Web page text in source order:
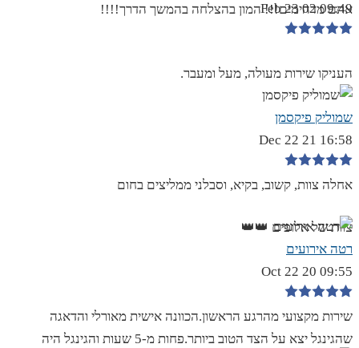
אתם מדהימים!!! המון בהצלחה בהמשך הדרך!!!!
09:49 02 Feb 23
העניקו שירות מעולה, מעל ומעבר.
שמוליק פיקסמן
16:58 21 Dec 22
אחלה צוות, קשוב, בקיא, וסבלני ממליצים בחום
צוות של אלופים 👑👑
רטה אירועים
09:55 20 Oct 22
שירות מקצועי מהרגע הראשון.הכוונה אישית מאורלי והדאגה
שהגינגל יצא על הצד הטוב ביותר.פחות מ-5 שעות והגינגל היה